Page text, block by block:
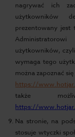
nagrywać ich
użytkowników
prezentowany jest
użytkowników,
wymaga tego
można zapoznać
https://
także
https://
Na stronie, na
stosuje wtyczki